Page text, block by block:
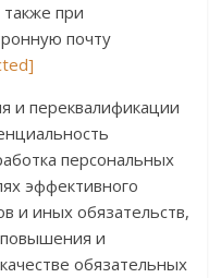
при
почту
и переквалификации
персональных
эффективного
и иных обязательств,
и
обязательных